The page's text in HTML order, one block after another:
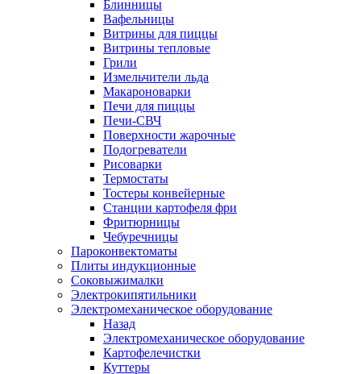
Блинницы
Вафельницы
Витрины для пиццы
Витрины тепловые
Грили
Измельчители льда
Макароноварки
Печи для пиццы
Печи-СВЧ
Поверхности жарочные
Подогреватели
Рисоварки
Термостаты
Тостеры конвейерные
Станции картофеля фри
Фритюрницы
Чебуречницы
Пароконвектоматы
Плиты индукционные
Соковыжималки
Электрокипятильники
Электромеханическое оборудование
Назад
Электромеханическое оборудование
Картофелечистки
Куттеры